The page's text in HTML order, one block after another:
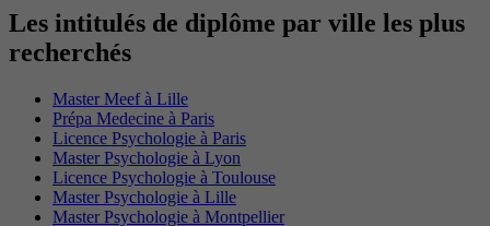
Les intitulés de diplôme par ville les plus
recherchés
Master Meef à Lille
Prépa Medecine à Paris
Licence Psychologie à Paris
Master Psychologie à Lyon
Licence Psychologie à Toulouse
Master Psychologie à Lille
Master Psychologie à Montpellier